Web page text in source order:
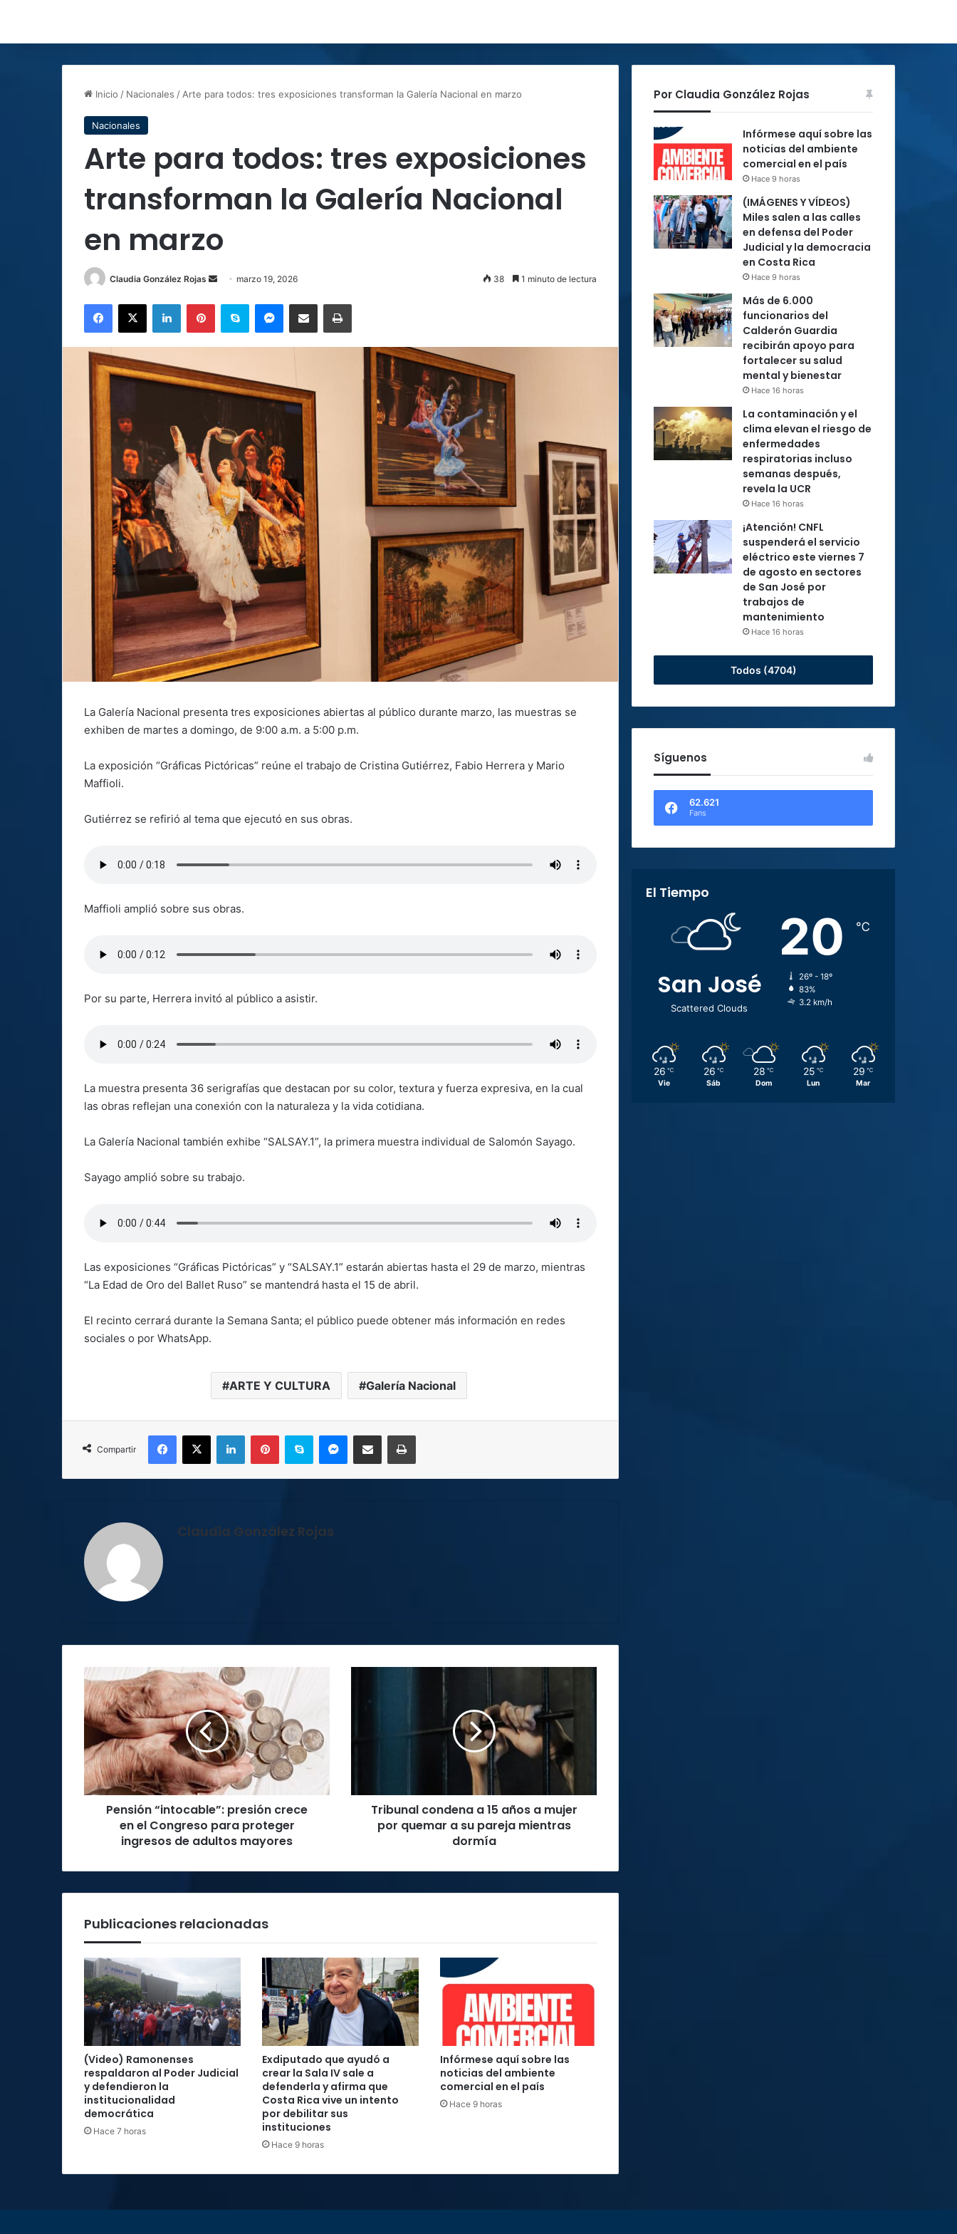
Inicio / Nacionales / Arte para todos: tres exposiciones transforman la Galería Nacional en marzo
Nacionales
Arte para todos: tres exposiciones
transforman la Galería Nacional
en marzo
Claudia González Rojas
Send
email
marzo 19, 2026 38 1 minuto de lectura
Facebook
X LinkedInPinterestSkype MessengerCompartir por correo electrónicoImprimir
La Galería Nacional presenta tres exposiciones abiertas al público durante marzo, las muestras se
exhiben de martes a domingo, de 9:00 a.m. a 5:00 p.m.
La exposición “Gráficas Pictóricas” reúne el trabajo de Cristina Gutiérrez, Fabio Herrera y Mario
Maffioli.
Gutiérrez se refirió al tema que ejecutó en sus obras.
Maffioli amplió sobre sus obras.
Por su parte, Herrera invitó al público a asistir.
La muestra presenta 36 serigrafías que destacan por su color, textura y fuerza expresiva, en la cual
las obras reflejan una conexión con la naturaleza y la vida cotidiana.
La Galería Nacional también exhibe “SALSAY.1”, la primera muestra individual de Salomón Sayago.
Sayago amplió sobre su trabajo.
Las exposiciones “Gráficas Pictóricas” y “SALSAY.1” estarán abiertas hasta el 29 de marzo, mientras
“La Edad de Oro del Ballet Ruso” se mantendrá hasta el 15 de abril.
El recinto cerrará durante la Semana Santa; el público puede obtener más información en redes
sociales o por WhatsApp.
ARTE Y CULTURA Galería Nacional
Compartir
Facebook
X LinkedInPinterestSkype MessengerCompartir por correo electrónicoImprimir
Claudia González Rojas
“intocable”:
presión
crece
el
Congreso
para
proteger
ingresosPensión “intocable”: presión crece
en el Congreso para proteger
ingresos de adultos mayores
quemar
dormía
Tribunal condena a 15 años a mujer
por quemar a su pareja mientras
dormía
Publicaciones relacionadas
(Video) Ramonenses
respaldaron al Poder Judicial
y defendieron la
institucionalidad
democrática
Hace 7 horas
Exdiputado que ayudó a
crear la Sala IV sale a
defenderla y afirma que
Costa Rica vive un intento
por debilitar sus
instituciones
Hace 9 horas
Infórmese aquí sobre las
noticias del ambiente
comercial en el país
Hace 9 horas
Por Claudia González Rojas
Infórmese aquí sobre las
noticias del ambiente
comercial en el país
Hace 9 horas
(IMÁGENES Y VÍDEOS)
Miles salen a las calles
en defensa del Poder
Judicial y la democracia
en Costa Rica
Hace 9 horas
Más de 6.000
funcionarios del
Calderón Guardia
recibirán apoyo para
fortalecer su salud
mental y bienestar
Hace 16 horas
La contaminación y el
clima elevan el riesgo de
enfermedades
respiratorias incluso
semanas después,
revela la UCR
Hace 16 horas
¡Atención! CNFL
suspenderá el servicio
eléctrico este viernes 7
de agosto en sectores
de San José por
trabajos de
mantenimiento
Hace 16 horas
Todos (4704)
Síguenos
62.621
Fans
El Tiempo
San José
Scattered Clouds
20 ℃
26º - 18º
83%
3.2 km/h
26 ℃
Vie
26 ℃
Sáb
28 ℃
Dom
25 ℃
Lun
29 ℃
Mar